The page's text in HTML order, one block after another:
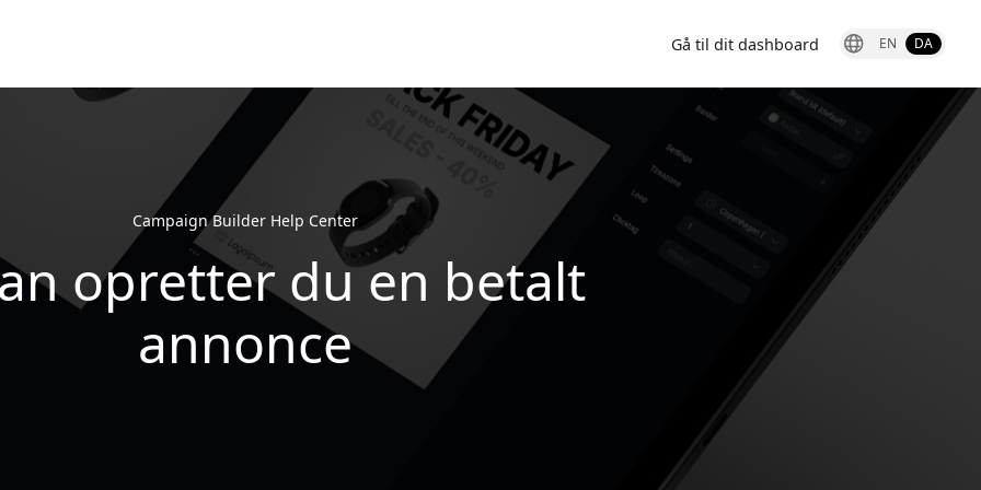
Gå til dit dashboard EN DA
Campaign Builder Help Center
opretter du en betalt
annonce